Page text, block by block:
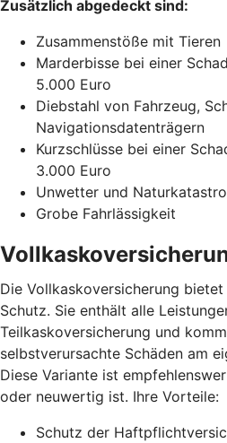
Zusätzlich abgedeckt sind:
Zusammenstöße mit Tieren
Marderbisse bei einer
5.000 Euro
Diebstahl von Fahrzeug,
Navigationsdatenträgern
Kurzschlüsse bei einer
3.000 Euro
Unwetter und
Grobe Fahrlässigkeit
Die Vollkaskoversicherung
Schutz. Sie enthält alle
Teilkaskoversicherung und
selbstverursachte Schäden am
Diese Variante ist
oder neuwertig ist. Ihre Vorteile:
Schutz der